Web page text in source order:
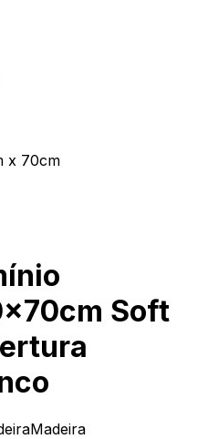
x 70cm
Soft